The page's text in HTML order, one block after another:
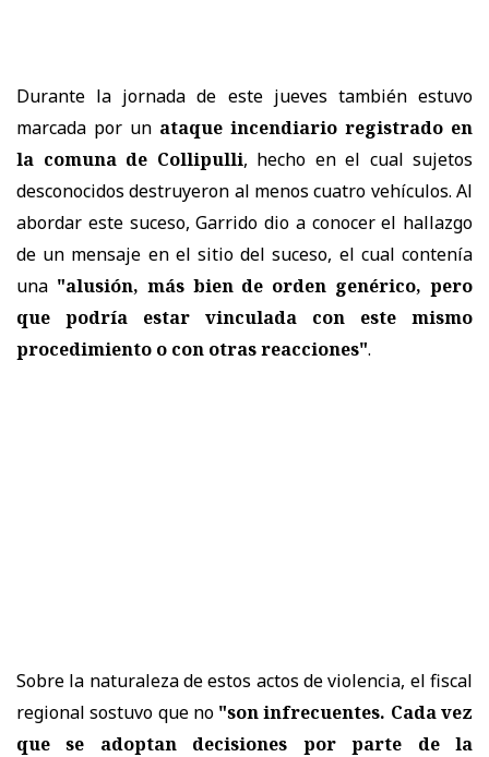
Durante la jornada de este jueves también estuvo
marcada por un ataque incendiario registrado en
la comuna de Collipulli, hecho en el cual sujetos
desconocidos destruyeron al menos cuatro vehículos. Al
abordar este suceso, Garrido dio a conocer el hallazgo
de un mensaje en el sitio del suceso, el cual contenía
una "alusión, más bien de orden genérico, pero
que podría estar vinculada con este mismo
procedimiento o con otras reacciones".
Sobre la naturaleza de estos actos de violencia, el fiscal
regional sostuvo que no "son infrecuentes. Cada vez
que se adoptan decisiones por parte de la